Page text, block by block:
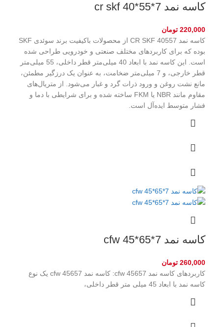
کاسه نمد cr skf 40*55*7
220,000 تومان
کاسه نمد CR SKF 40557 از محصولات باکیفیت برند سوئدی SKF
بوده که برای کاربردهای مختلف صنعتی و خودرویی طراحی شده
است. این کاسه نمد با ابعاد 40 میلی‌متر قطر داخلی، 55 میلی‌متر
قطر خارجی، و 7 میلی‌متر ضخامت، به عنوان یک درزگیر مطمئن،
مانع نشت روغن و ورود ذرات گرد و غبار می‌شود. از متریال‌های
مقاوم مانند NBR یا FKM ساخته شده و برای شرایطی با دما و
فشار متوسط ایده‌آل است.
کاسه نمد cfw 45*65*7
260,000 تومان
کاربردهای کاسه نمد cfw 45657: کاسه نمد cfw 45657 یک نوع
کاسه نمد با ابعاد 45 میلی متر قطر داخلی،